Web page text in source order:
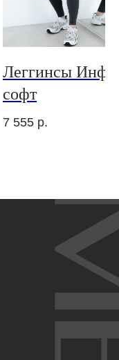
Леггинсы
софт
7 555 р.